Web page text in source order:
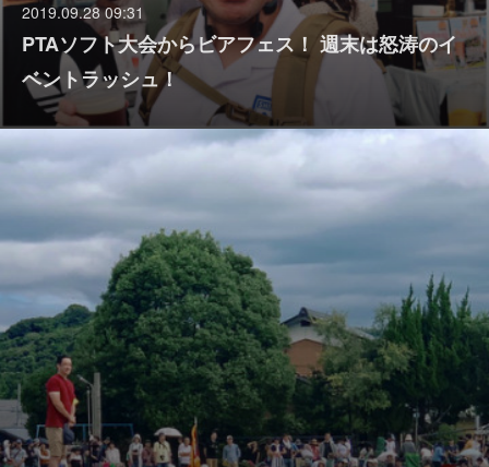
2019.09.28 09:31
PTAソフト大会からビアフェス！ 週末は怒涛のイ
ベントラッシュ！